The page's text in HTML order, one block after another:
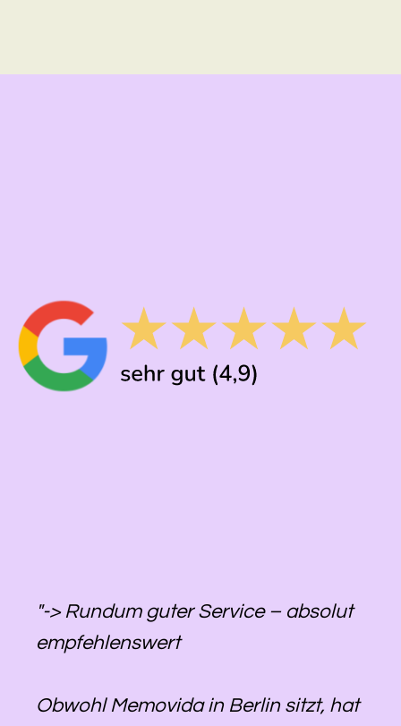
"-> Rundum guter Service – absolut
empfehlenswert
Obwohl Memovida in Berlin sitzt, hat